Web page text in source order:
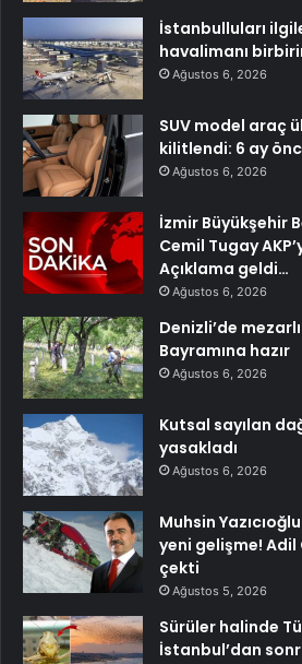
İstanbulluları
havalimanı
Ağustos 6, 2026
SUV model araç
kilitlendi: 6 ay
Ağustos 6, 2026
İzmir Büyükşehir
Cemil Tugay
Açıklama geldi…
Ağustos 6, 2026
Denizli’de
Bayramına hazır
Ağustos 6, 2026
Kutsal sayılan
yasakladı
Ağustos 6, 2026
Muhsin
yeni gelişme!
çekti
Ağustos 5, 2026
Sürüler halinde
İstanbul’dan